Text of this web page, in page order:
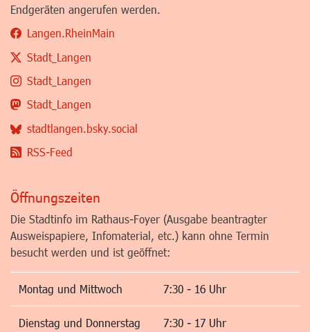
Endgeräten angerufen werden.
Langen.RheinMain
Stadt_Langen
Stadt_Langen
Stadt_Langen
stadtlangen.bsky.social
RSS-Feed
Öffnungszeiten
Die Stadtinfo im Rathaus-Foyer (Ausgabe beantragter
Ausweispapiere, Infomaterial, etc.) kann ohne Termin
besucht werden und ist geöffnet:
Montag und Mittwoch 7:30 - 16 Uhr
Dienstag und Donnerstag 7:30 - 17 Uhr